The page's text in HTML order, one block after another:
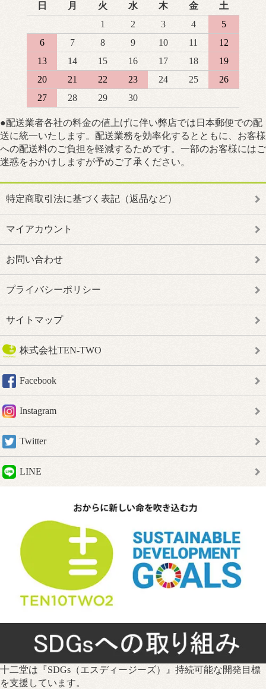
日
月 火 水 木 金
土
1
2 3 4
5
6
7 8 9 10 11
12
13
14 15 16 17 18
19
20
21 22 23 24 25
26
27
28 29 30
●配送業者各社の料金の値上げに伴い弊店では日本郵便での配
送に統一いたします。配送業務を効率化するとともに、お客様
への配送料のご負担を軽減するためです。一部のお客様にはご
迷惑をおかけしますが予めご了承ください。
特定商取引法に基づく表記（返品など）
マイアカウント
お問い合わせ
プライバシーポリシー
サイトマップ
株式会社TEN-TWO
Facebook
Instagram
Twitter
LINE
十二堂は『SDGs（エスディージーズ）』持続可能な開発目標
を支援しています。